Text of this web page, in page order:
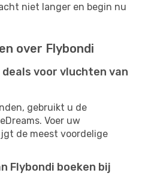
niet langer en begin nu
over Flybondi
voor vluchten van
gebruikt u de
Voer uw
de meest voordelige
Flybondi boeken bij